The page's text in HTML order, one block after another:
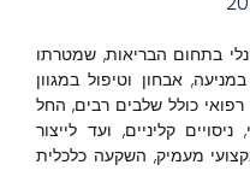
בתחום הבריאות, שמטרתו
אבחון וטיפול במגוון
כולל שלבים רבים, החל
קליניים, ועד לייצור
מעמיק, השקעה כלכלית